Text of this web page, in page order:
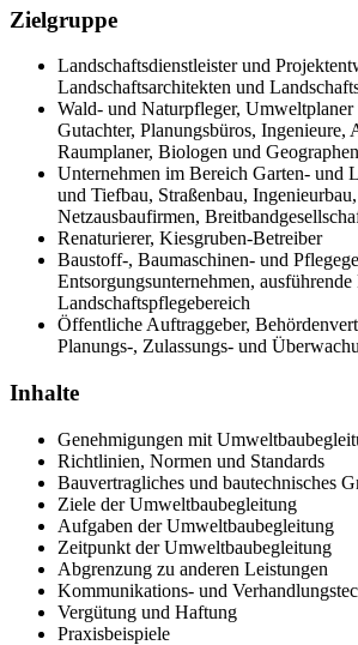
Zielgruppe
Landschaftsdienstleister und
Landschaftsarchitekten und
Wald- und Naturpfleger,
Gutachter, Planungsbüros, Ingenieure,
Raumplaner, Biologen und Geographen
Unternehmen im Bereich Garten- und
und Tiefbau, Straßenbau,
Netzausbaufirmen,
Renaturierer, Kiesgruben-Betreiber
Baustoff-, Baumaschinen- und
Entsorgungsunternehmen,
Landschaftspflegebereich
Öffentliche Auftraggeber,
Planungs-, Zulassungs- und
Inhalte
Genehmigungen mit
Richtlinien, Normen und Standards
Bauvertragliches und bautechnisches
Ziele der Umweltbaubegleitung
Aufgaben der Umweltbaubegleitung
Zeitpunkt der Umweltbaubegleitung
Abgrenzung zu anderen Leistungen
Kommunikations- und
Vergütung und Haftung
Praxisbeispiele